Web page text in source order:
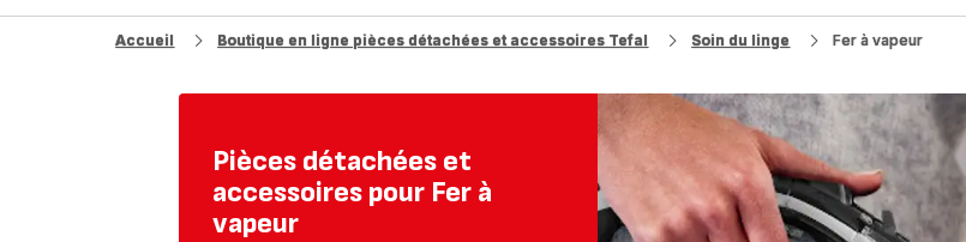
Accueil Boutique en ligne pièces détachées et accessoires Tefal Soin du linge Fer à vapeur
Pièces détachées et
accessoires pour Fer à
vapeur